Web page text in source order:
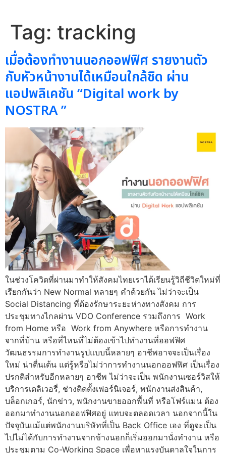
Tag: tracking
เมื่อต้องทำงานนอกออฟฟิศ รายงานตัว
กับหัวหน้างานได้เหมือนใกล้ชิด ผ่าน
แอปพลิเคชัน “Digital work by
NOSTRA ”
ในช่วงโควิดที่ผ่านมาทำให้สังคมไทยเราได้เรียนรู้วิถีชีวิตใหม่ที่
เรียกกันว่า New Normal หลายๆ คำด้วยกัน ไม่ว่าจะเป็น
Social Distancing ที่ต้องรักษาระยะห่างทางสังคม การ
ประชุมทางไกลผ่าน VDO Conference รวมถึงการ Work
from Home หรือ Work from Anywhere หรือการทำงาน
จากที่บ้าน หรือที่ไหนที่ไม่ต้องเข้าไปทำงานที่ออฟฟิศ
วัฒนธรรมการทำงานรูปแบบนี้หลายๆ อาชีพอาจจะเป็นเรื่อง
ใหม่ น่าตื่นเต้น แต่รู้หรือไม่ว่าการทำงานนอกออฟฟิศ เป็นเรื่อง
ปรกติสำหรับอีกหลายๆ อาชีพ ไม่ว่าจะเป็น พนักงานเซอร์วิสให้
บริการเดลิเวอรี่, ช่างติดตั้งเฟอร์นิเจอร์, พนักงานส่งสินค้า,
บล็อกเกอร์, นักข่าว, พนักงานขายออกพื้นที่ หรือโฟร์แมน ต้อง
ออกมาทำงานนอกออฟฟิศอยู่ แทบจะตลอดเวลา นอกจากนี้ใน
ปัจจุบันแม้แต่พนักงานบริษัทที่เป็น Back Office เอง ที่ดูจะเป็น
ไปไม่ได้กับการทำงานจากข้างนอกก็เริ่มออกมานั่งทำงาน หรือ
ประชุมตาม Co-Working Space เพื่อหาแรงบันดาลใจในการ